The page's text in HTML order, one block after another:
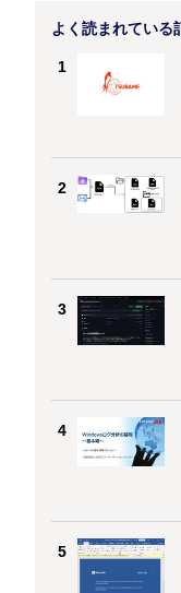
よく読まれている
1
2
3
4
5